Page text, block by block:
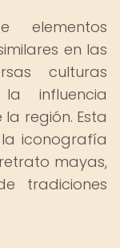
elementos
en las
culturas
la influencia
región. Esta
iconografía
mayas,
tradiciones